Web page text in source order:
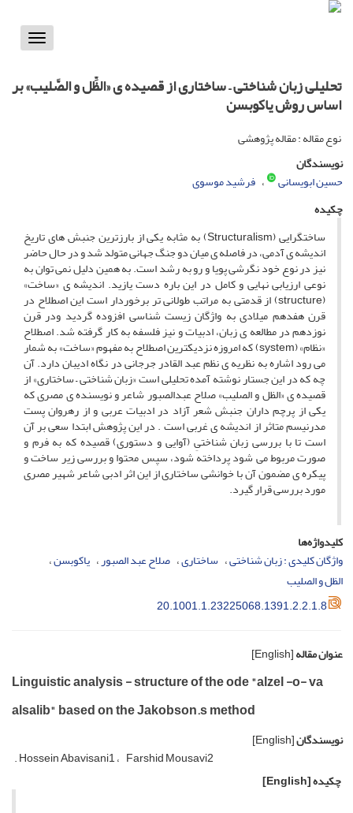
Toggle
تحلیلی زبان شناختی – ساختاری از قصیده ی «الظِّل و الصَّلیب» بر
اساس روش یاکوبسن
نوع مقاله : مقاله پژوهشی
نویسندگان
حسین ابویسانی
فرشید موسوی
چکیده
ساختگرایی (Structuralism) به مثابه یکی از بارزترین جنبش های تاریخ
اندیشه ی آدمی، در فاصله ی میان دو جنگ جهانی متولد شد و در حال حاضر
نیز در نوع خود نگرشی پویا و رو به رشد است. به همین دلیل نمی توان به
نوعی ارزیابی نهایی و کامل در این باره دست یازید. اندیشه ی «ساخت»
(structure) از قدمتی به مراتب طولانی تر برخوردار است این اصطلاح در
قرن هفدهم میلادی به واژگان زیست شناسی افزوده گردید ودر قرن
نوزدهم در مطالعه ی زبان، ادبیات و نیز فلسفه به کار گرفته شد. اصطلاح
«نظام» (system) که امروزه نزدیکترین اصطلاح به مفهوم «ساخت» به شمار
می رود اشاره به نظریه ی نظم عبد القادر جرجانی در نگاه ادیبان دارد. آن
چه که در این جستار نوشته آمده تحلیلی است «زبان شناختی – ساختاری» از
قصیده ی «الظل و الصلیب» صلاح عبدالصبور شاعر و نویسنده ی مصری که
یکی از پرچم داران جنبش شعر آزاد در ادبیات عربی و از رهروان پست
مدرنیسم متاثر از اندیشه ی غربی است . در این پژوهش ابتدا سعی بر آن
است تا با بررسی زبان شناختیِ (آوایی و دستوری) قصیده که به فرم و
صورت مربوط می شود پرداخته شود، سپس محتوا و بررسی زیر ساخت و
پیکره ی مضمون آن با خوانشی ساختاری از این اثر ادبی شاعر شهیر مصری
مورد بررسی قرار گیرد.
کلیدواژه‌ها
واژگان کلیدی : زبان شناختی ساختاری صلاح عبد الصبور یاکوبسن
الظل و الصلیب
20.1001.1.23225068.1391.2.2.1.8
عنوان مقاله[English]
Linguistic analysis - structure of the ode "alzel -o- va
alsalib" based on the Jakobson.s method
نویسندگان[English]
. Hossein Abavisani1 Farshid Mousavi2
چکیده[English]